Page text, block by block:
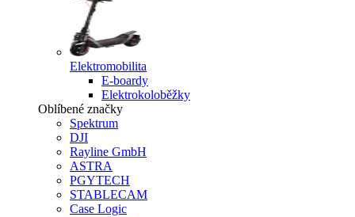
Elektromobilita
E-boardy
Elektrokoloběžky
Oblíbené značky
Spektrum
DJI
Rayline GmbH
ASTRA
PGYTECH
STABLECAM
Case Logic